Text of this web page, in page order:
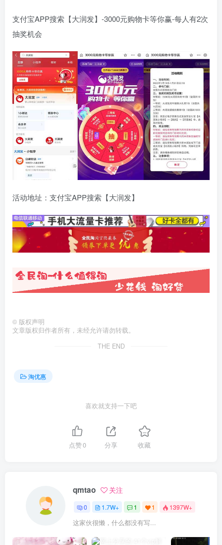
支付宝APP搜索【大润发】-3000元购物卡等你赢-每人有2次
抽奖机会
活动地址：支付宝APP搜索【大润发】
© 版权声明
文章版权归作者所有，未经允许请勿转载。
THE END
淘优惠
喜欢就支持一下吧
点赞0 分享 收藏
qmtao 关注
0 1.7W+ 1 1 1397W+
这家伙很懒，什么都没有写...